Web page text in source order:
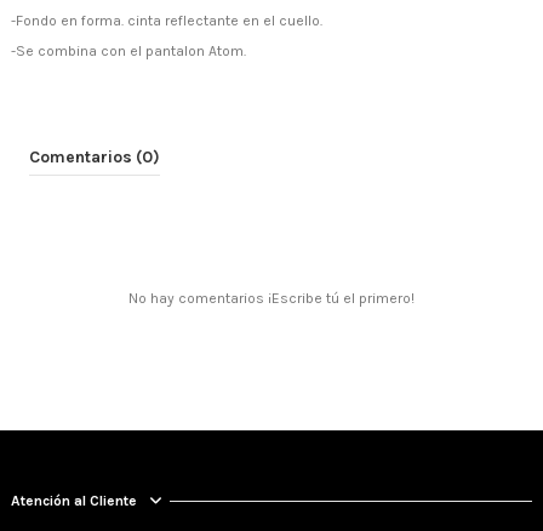
-Fondo en forma. cinta reflectante en el cuello.
-Se combina con el pantalon Atom.
Comentarios (0)
No hay comentarios ¡Escribe tú el primero!
Atención al Cliente